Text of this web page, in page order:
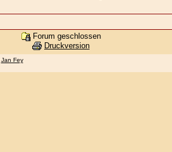
Forum geschlossen
Druckversion
Jan Fey